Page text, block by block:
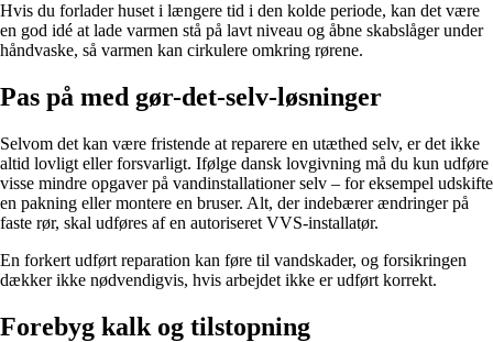
Hvis du forlader huset i længere tid i den kolde periode, kan det være
en god idé at lade varmen stå på lavt niveau og åbne skabslåger under
håndvaske, så varmen kan cirkulere omkring rørene.
Pas på med gør-det-selv-løsninger
Selvom det kan være fristende at reparere en utæthed selv, er det ikke
altid lovligt eller forsvarligt. Ifølge dansk lovgivning må du kun udføre
visse mindre opgaver på vandinstallationer selv – for eksempel udskifte
en pakning eller montere en bruser. Alt, der indebærer ændringer på
faste rør, skal udføres af en autoriseret VVS-installatør.
En forkert udført reparation kan føre til vandskader, og forsikringen
dækker ikke nødvendigvis, hvis arbejdet ikke er udført korrekt.
Forebyg kalk og tilstopning